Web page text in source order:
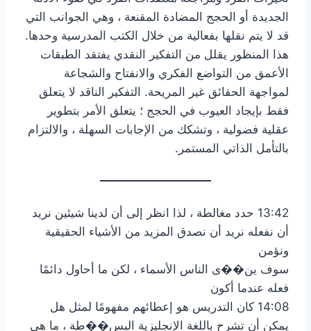
الجديدة أو الحجج المضادة المقنعة ، وهي الجوانب التي
قد لا يتم نقلها بفعالية من خلال الكتب المدرسية وحدها.
هذا المنظور يقلل من التفكير النقدي يفتقد الطبقات
الأعمق من التواضع الفكري والانفتاح والشجاعة
لمواجهة الحقائق غير المريحة. التفكير الناقد لا يتعلق
فقط بإيجاد العيوب في الحجج ؛ يتعلق الأمر بتطوير
عقلية فضولية ، وتشكك من الإجابات السهلة ، والالتزام
بالتأمل الذاتي المستمر.
13:42 حدد مغالطة ، لذا انظر إلى أن لدينا شيئين نريد
أن نفعله نريد أن نصدق المزيد من الأشياء الحقيقية
ونؤمن
سوف ين��ى الناس الأسماء ، لكن ما أحاول دائمًا
فعله عندما أكون
14:08 كان التدريس هو إعطائهم مفهومًا لمثل هل
يمكن أن تشرح باللغة الإنجليزية البس��طة ، ما هي